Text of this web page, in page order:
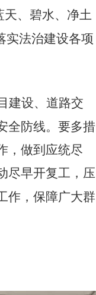
天、碧水、净土
实法治建设各项
建设、道路交
全防线。要多措
，做到应统尽
尽早开复工，压
作，保障广大群